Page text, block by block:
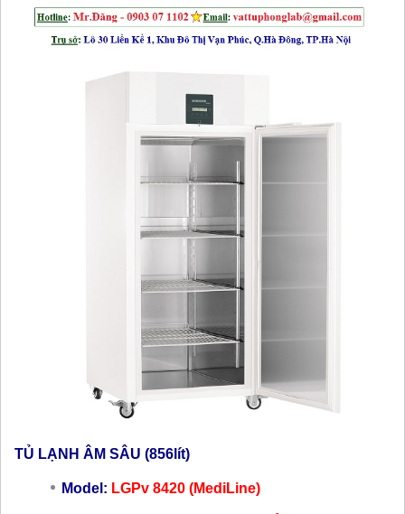
TỦ LẠNH ÂM SÂU (856lít)
Model: LGPv 8420 (MediLine)